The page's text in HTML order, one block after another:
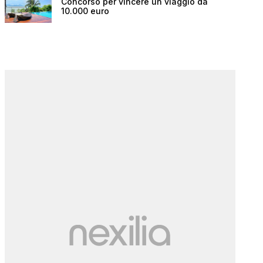
10.000 euro